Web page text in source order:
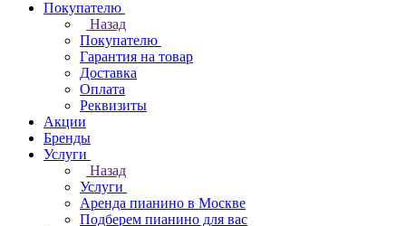
Покупателю
Назад
Покупателю
Гарантия на товар
Доставка
Оплата
Реквизиты
Акции
Бренды
Услуги
Назад
Услуги
Аренда пианино в Москве
Подберем пианино для вас